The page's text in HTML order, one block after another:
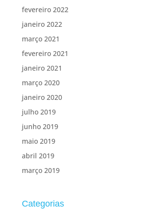
fevereiro 2022
janeiro 2022
março 2021
fevereiro 2021
janeiro 2021
março 2020
janeiro 2020
julho 2019
junho 2019
maio 2019
abril 2019
março 2019
Categorias